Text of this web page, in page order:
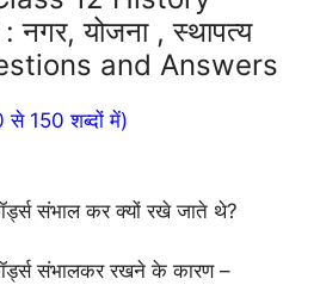
नगर, योजना , स्थापत्य
and Answers
से 150 शब्दों में)
संभाल कर क्यों रखे जाते थे?
संभालकर रखने के कारण –